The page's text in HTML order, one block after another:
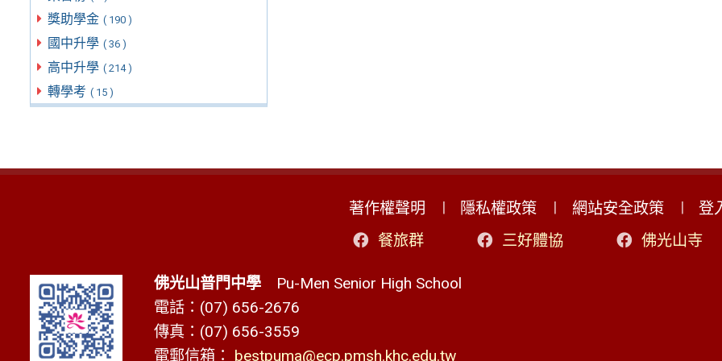
獎助學金 ( 190 )
國中升學 ( 36 )
高中升學 ( 214 )
轉學考 ( 15 )
著作權聲明 隱私權政策 網站安全政策
登
餐旅群
三好體協 佛光山寺
佛光山普門中學Pu-Men Senior High School
電話：(07) 656-2676
傳真：(07) 656-3559
電郵信箱： bestpuma@ecp.pmsh.khc.edu.tw